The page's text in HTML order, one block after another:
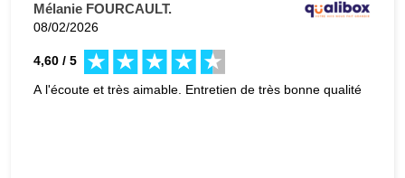
Mélanie FOURCAULT.
08/02/2026
4,60 / 5
A l'écoute et très aimable. Entretien de très bonne qualité